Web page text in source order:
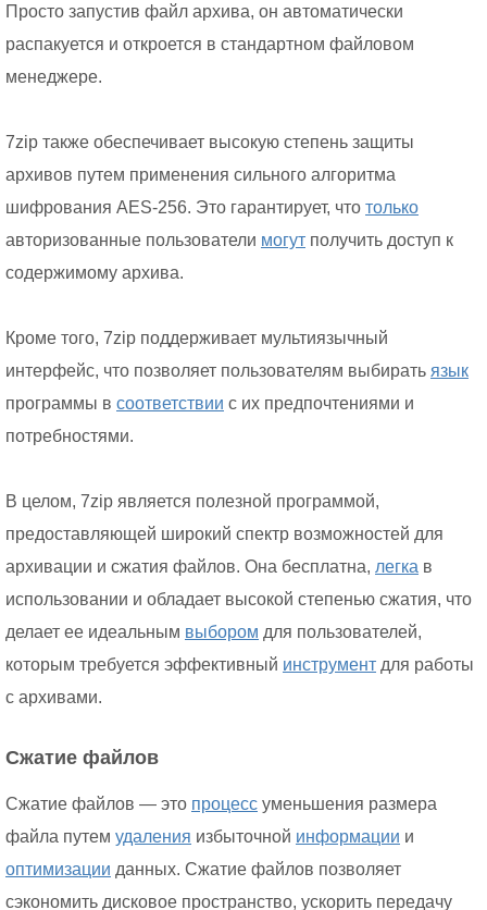
Просто запустив файл архива, он автоматически
распакуется и откроется в стандартном файловом
менеджере.
7zip также обеспечивает высокую степень защиты
архивов путем применения сильного алгоритма
шифрования AES-256. Это гарантирует, что только
авторизованные пользователи могут получить доступ к
содержимому архива.
Кроме того, 7zip поддерживает мультиязычный
интерфейс, что позволяет пользователям выбирать язык
программы в соответствии с их предпочтениями и
потребностями.
В целом, 7zip является полезной программой,
предоставляющей широкий спектр возможностей для
архивации и сжатия файлов. Она бесплатна, легка в
использовании и обладает высокой степенью сжатия, что
делает ее идеальным выбором для пользователей,
которым требуется эффективный инструмент для работы
с архивами.
Сжатие файлов
Сжатие файлов — это процесс уменьшения размера
файла путем удаления избыточной информации и
оптимизации данных. Сжатие файлов позволяет
сэкономить дисковое пространство, ускорить передачу